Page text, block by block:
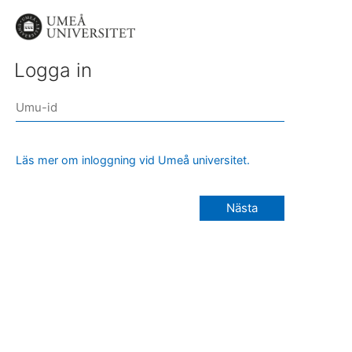
Logga in
Läs mer om inloggning vid Umeå universitet.
Nästa